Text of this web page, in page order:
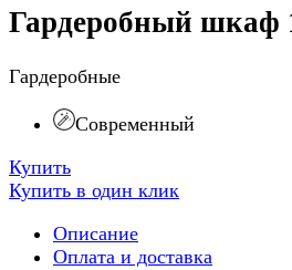
Гардеробный шкаф
Гардеробные
Современный
Купить
Купить в один клик
Описание
Оплата и доставка